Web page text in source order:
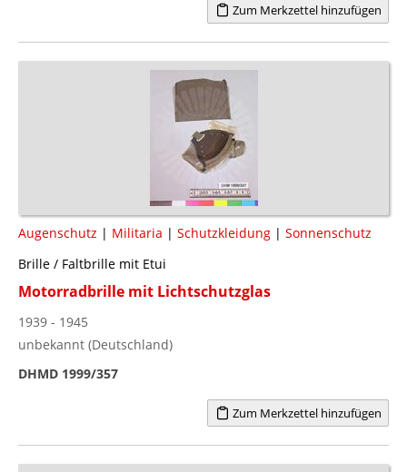
Zum Merkzettel hinzufügen
Augenschutz | Militaria | Schutzkleidung | Sonnenschutz
Brille / Faltbrille mit Etui
Motorradbrille mit Lichtschutzglas
1939 - 1945
unbekannt (Deutschland)
DHMD 1999/357
Zum Merkzettel hinzufügen